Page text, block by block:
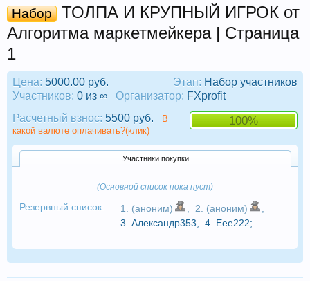
Набор
ТОЛПА И КРУПНЫЙ ИГРОК от
Алгоритма маркетмейкера | Страница
1
Этап: Набор участников
Цена: 5000.00 руб.
Участников: 0 из ∞ Организатор: FXprofit
100%
Расчетный взнос: 5500 руб.
В
какой валюте оплачивать?(клик)
Участники покупки
(Основной список пока пуст)
Резервный список: 1. (аноним) 2. (аноним)
3. Александр353 4. Eee222;